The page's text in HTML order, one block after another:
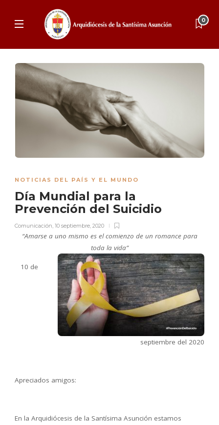
0
NOTICIAS DEL PAÍS Y EL MUNDO
Día Mundial para la
Prevención del Suicidio
Comunicación, 10 septiembre, 2020
“Amarse a uno mismo es el comienzo de un romance para
toda la vida”
10 de
septiembre del 2020
Apreciados amigos:
En la Arquidiócesis de la Santísima Asunción estamos